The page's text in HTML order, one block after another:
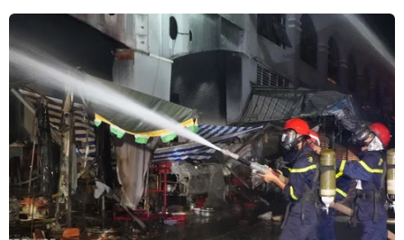
Apple tiếp tục đóng cửa hàng tại Trung
Quốc vì dịch 2019-nCoV